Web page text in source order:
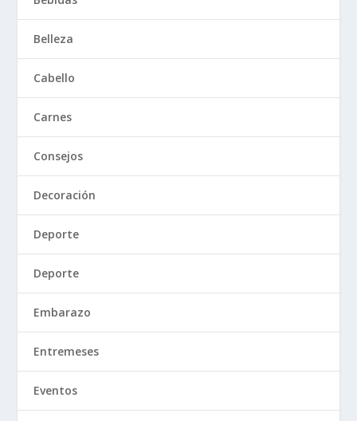
Belleza
Cabello
Carnes
Consejos
Decoración
Deporte
Deporte
Embarazo
Entremeses
Eventos